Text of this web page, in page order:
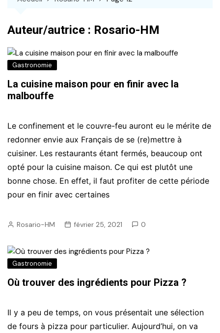
Auteur/autrice : Rosario-HM
Gastronomie
La cuisine maison pour en finir avec la
malbouffe
Le confinement et le couvre-feu auront eu le mérite de
redonner envie aux Français de se (re)mettre à
cuisiner. Les restaurants étant fermés, beaucoup ont
opté pour la cuisine maison. Ce qui est plutôt une
bonne chose. En effet, il faut profiter de cette période
pour en finir avec certaines
Rosario-HM février 25, 2021 0
Gastronomie
Où trouver des ingrédients pour Pizza ?
Il y a peu de temps, on vous présentait une sélection
de fours à pizza pour particulier. Aujourd’hui, on va